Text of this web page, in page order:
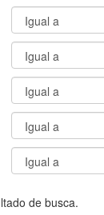
de busca.